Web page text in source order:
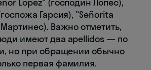
López" (господин Лопес),
Гарсия), "Señorita
Важно отметить,
имеют два apellidos — по
но при обращении обычно
первая фамилия.